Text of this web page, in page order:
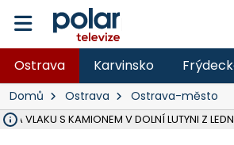
Ostrava Karvinsko
Domů Ostrava Ostrava-město
VLAKU S KAMIONEM V DOLNÍ LUTYNI Z